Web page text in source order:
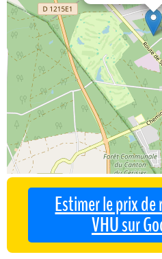
Estimer le prix
VHU sur